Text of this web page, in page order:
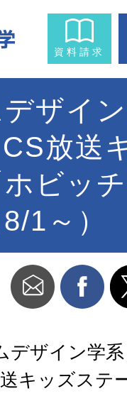
資料請求
ザイ
放送
ビッ
1～）
デザイン学
キッズステ